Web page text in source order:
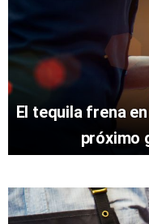
El tequila frena
próximo